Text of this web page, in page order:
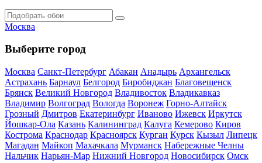
Москва
Выберите город
Москва Санкт-Петербург Абакан Анадырь Архангельск
Астрахань Барнаул Белгород Биробиджан Благовещенск
Брянск Великий Новгород Владивосток Владикавказ
Владимир Волгоград Вологда Воронеж Горно-Алтайск
Грозный Дмитров Екатеринбург Иваново Ижевск Иркутск
Йошкар-Ола Казань Калининград Калуга Кемерово Киров
Кострома Краснодар Красноярск Курган Курск Кызыл Липецк
Магадан Майкоп Махачкала Мурманск Набережные Челны
Нальчик Нарьян-Мар Нижний Новгород Новосибирск Омск